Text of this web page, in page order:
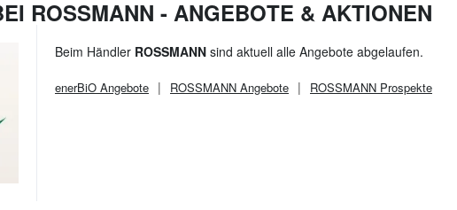
ROSSMANN - ANGEBOTE & AKTIONEN
Beim Händler ROSSMANN sind aktuell alle Angebote abgelaufen.
enerBiO Angebote ROSSMANN Angebote ROSSMANN Prospekte